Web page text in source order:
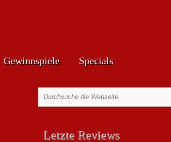
Gewinnspiele Specials
Letzte Reviews